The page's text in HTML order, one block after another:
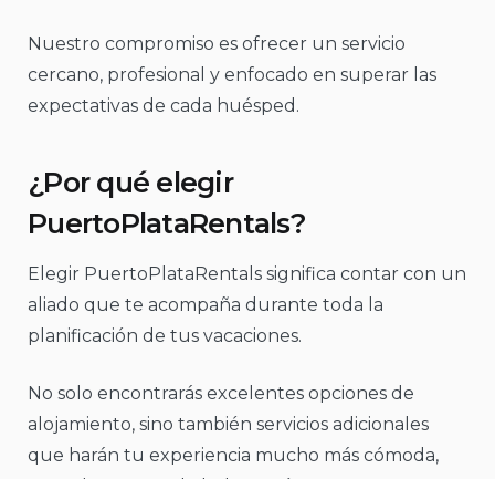
Nuestro compromiso es ofrecer un servicio
cercano, profesional y enfocado en superar las
expectativas de cada huésped.
¿Por qué elegir
PuertoPlataRentals?
Elegir PuertoPlataRentals significa contar con un
aliado que te acompaña durante toda la
planificación de tus vacaciones.
No solo encontrarás excelentes opciones de
alojamiento, sino también servicios adicionales
que harán tu experiencia mucho más cómoda,